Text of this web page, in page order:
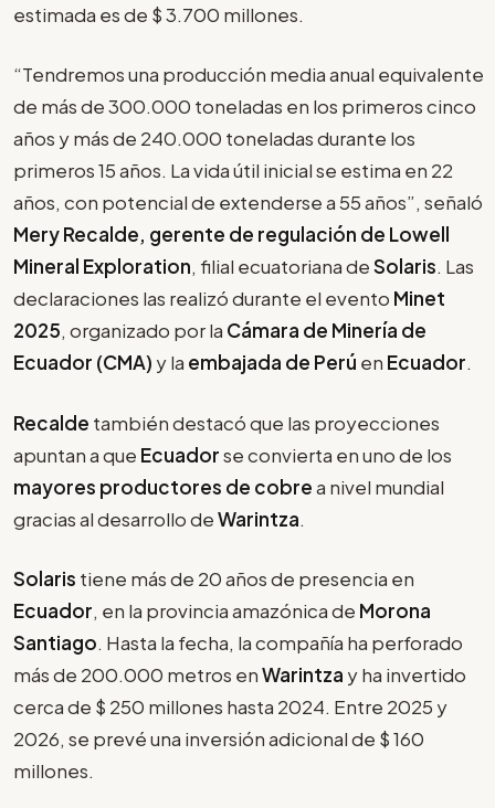
estimada es de $ 3.700 millones.
“Tendremos una producción media anual equivalente
de más de 300.000 toneladas en los primeros cinco
años y más de 240.000 toneladas durante los
primeros 15 años. La vida útil inicial se estima en 22
años, con potencial de extenderse a 55 años”, señaló
Mery Recalde, gerente de regulación de Lowell
Mineral Exploration, filial ecuatoriana deSolaris. Las
declaraciones las realizó durante el evento Minet
2025, organizado por la Cámara de Minería de
Ecuador (CMA) y la embajada de Perú en Ecuador.
Recalde también destacó que las proyecciones
apuntan a que Ecuadorse convierta en uno de los
mayores productores de cobrea nivel mundial
gracias al desarrollo deWarintza.
Solaris tiene más de 20 años de presencia en
Ecuador, en la provincia amazónica de Morona
Santiago. Hasta la fecha, la compañía ha perforado
más de 200.000 metros enWarintza y ha invertido
cerca de $ 250 millones hasta 2024. Entre 2025 y
2026, se prevé una inversión adicional de $ 160
millones.